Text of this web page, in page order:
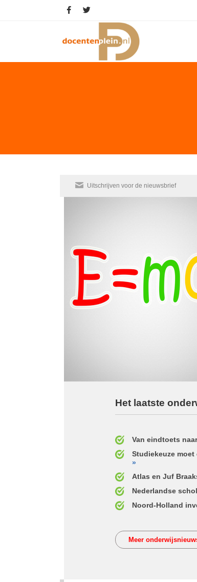
Uitschrijven voor de nieuwsbrief
Het laatste
Van eindtoets
Studiekeuze
»
Atlas en Juf
Nederlandse
Noord-Holland
Meer